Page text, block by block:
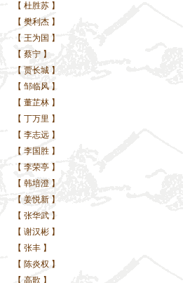
【 杜胜苏 】
【 樊利杰 】
【 王为国 】
【 蔡宁 】
【 贾长城 】
【 邹临风 】
【 董芷林 】
【 丁万里 】
【 李志远 】
【 李国胜 】
【 李荣亭 】
【 韩培澄 】
【 姜悦新 】
【 张华武 】
【 谢汉彬 】
【 张丰 】
【 陈炎权 】
【 高歌 】